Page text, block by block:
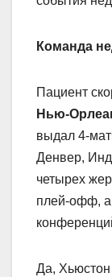
Команда
Пациент
Нью-
выдал 4-
Денвер,
четырех
плей-офф, а
Да,